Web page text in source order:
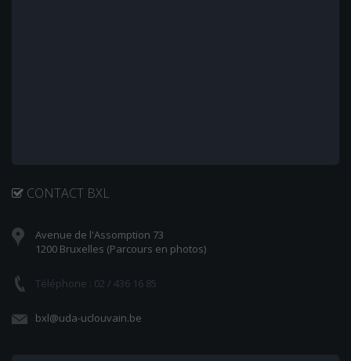
CONTACT BXL
Avenue de l'Assomption 73
1200 Bruxelles (Parcours en photos)
Téléphone : 02 / 436 16 85
bxl@uda-uclouvain.be